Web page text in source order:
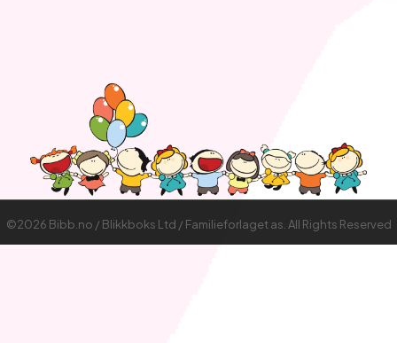
©2026 Bibb.no / Blikkboks Ltd / Familieforlaget as. All Rights Reserved